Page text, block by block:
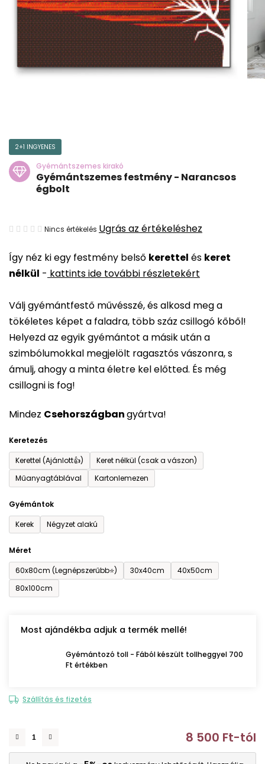
Így néz ki egy festmény belső kerettel és keret
nélkül - kattints ide további részletekért
Válj gyémántfestő művésszé, és alkosd meg a
tökéletes képet a faladra, több száz csillogó kőből!
Helyezd az egyik gyémántot a másik után a
szimbólumokkal megjelölt ragasztós vászonra, s
ámulj, ahogy a minta életre kel előtted. És még
csillogni is fog!
Mindez Csehországbangyártva!
Keretezés
Kerettel (Ajánlott👍)
Keret nélkül (csak a vászon)
Műanyagtáblával
Kartonlemezen
Gyémántok
Kerek
Négyzet alakú
Méret
60x80cm (Legnépszerűbb⭐)
30x40cm
40x50cm
80x100cm
Most ajándékba adjuk a termék mellé!
Gyémántozó toll - Fából készült tollheggyel 700
Ft értékben
Szállítás és fizetés
8 500 Ft-tól
2+1 INGYENES
Gyémántszemes kirakó
Gyémántszemes festmény - Narancsos
égbolt
A
átlagos
értékelése
ből
0,0
csillag.
Nincs értékelés Ugrás az értékeléshez